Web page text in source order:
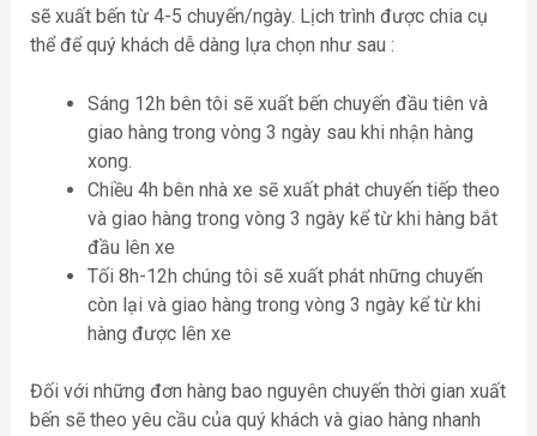
sẽ xuất bến từ 4-5 chuyến/ngày. Lịch trình được chia cụ
thể để quý khách dễ dàng lựa chọn như sau :
Sáng 12h bên tôi sẽ xuất bến chuyến đầu tiên và
giao hàng trong vòng 3 ngày sau khi nhận hàng
xong.
Chiều 4h bên nhà xe sẽ xuất phát chuyến tiếp theo
và giao hàng trong vòng 3 ngày kể từ khi hàng bắt
đầu lên xe
Tối 8h-12h chúng tôi sẽ xuất phát những chuyến
còn lại và giao hàng trong vòng 3 ngày kể từ khi
hàng được lên xe
Đối với những đơn hàng bao nguyên chuyến thời gian xuất
bến sẽ theo yêu cầu của quý khách và giao hàng nhanh